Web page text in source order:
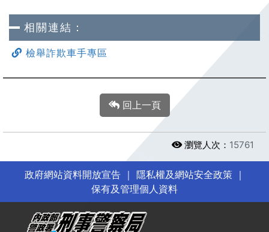
相關連結：
檢舉詐欺車手專區
回上一頁
瀏覽人次： 15761
政府網站資料開放宣告｜ 隱私權及網站安全政策｜
保有及管理個人資料